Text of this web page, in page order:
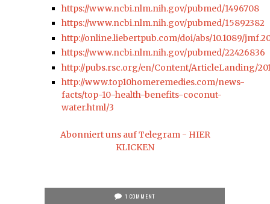
https://www.ncbi.nlm.nih.gov/pubmed/1496708
https://www.ncbi.nlm.nih.gov/pubmed/15892382
http://online.liebertpub.com/doi/abs/10.1089/
https://www.ncbi.nlm.nih.gov/pubmed/22426836
http://pubs.rsc.org/en/Content/ArticleLanding/
http://www.top10homeremedies.com/news-
facts/top-10-health-benefits-coconut-
water.html/3
Abonniert uns auf Telegram - HIER
KLICKEN
1 COMMENT